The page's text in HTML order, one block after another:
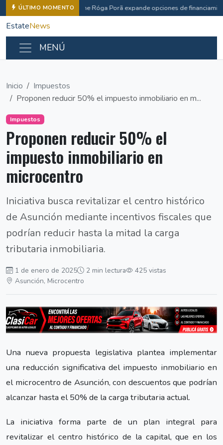
ÚLTIMO MOMENTO Che Róga Porã expande opciones de
EstateNews
MENÚ
Inicio
Impuestos
Proponen reducir 50% el impuesto inmobiliario en m...
Impuestos
Proponen reducir 50% el
impuesto inmobiliario en
microcentro
Iniciativa busca revitalizar el centro histórico
de Asunción mediante incentivos fiscales que
podrían reducir hasta la mitad la carga
tributaria inmobiliaria.
1 de enero de 2025 2 min lectura
425 vistas
Asunción, Microcentro
Una nueva propuesta legislativa plantea implementar
una reducción significativa del impuesto inmobiliario en
el microcentro de Asunción, con descuentos que podrían
alcanzar hasta el 50% de la carga tributaria actual.
La iniciativa forma parte de un plan integral para
revitalizar el centro histórico de la capital, que en los